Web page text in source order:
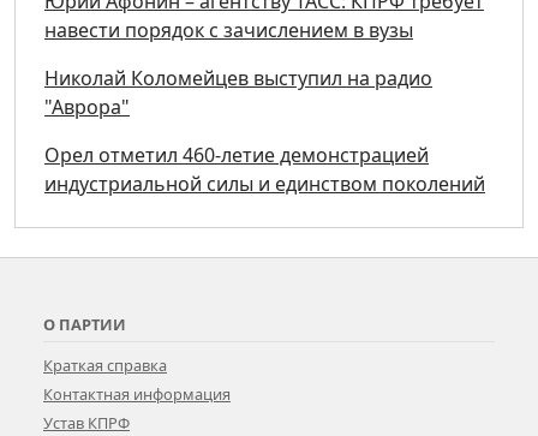
навести порядок с зачислением в вузы
Николай Коломейцев выступил на радио
"Аврора"
Орел отметил 460-летие демонстрацией
индустриальной силы и единством поколений
О ПАРТИИ
Краткая справка
Контактная информация
Устав КПРФ